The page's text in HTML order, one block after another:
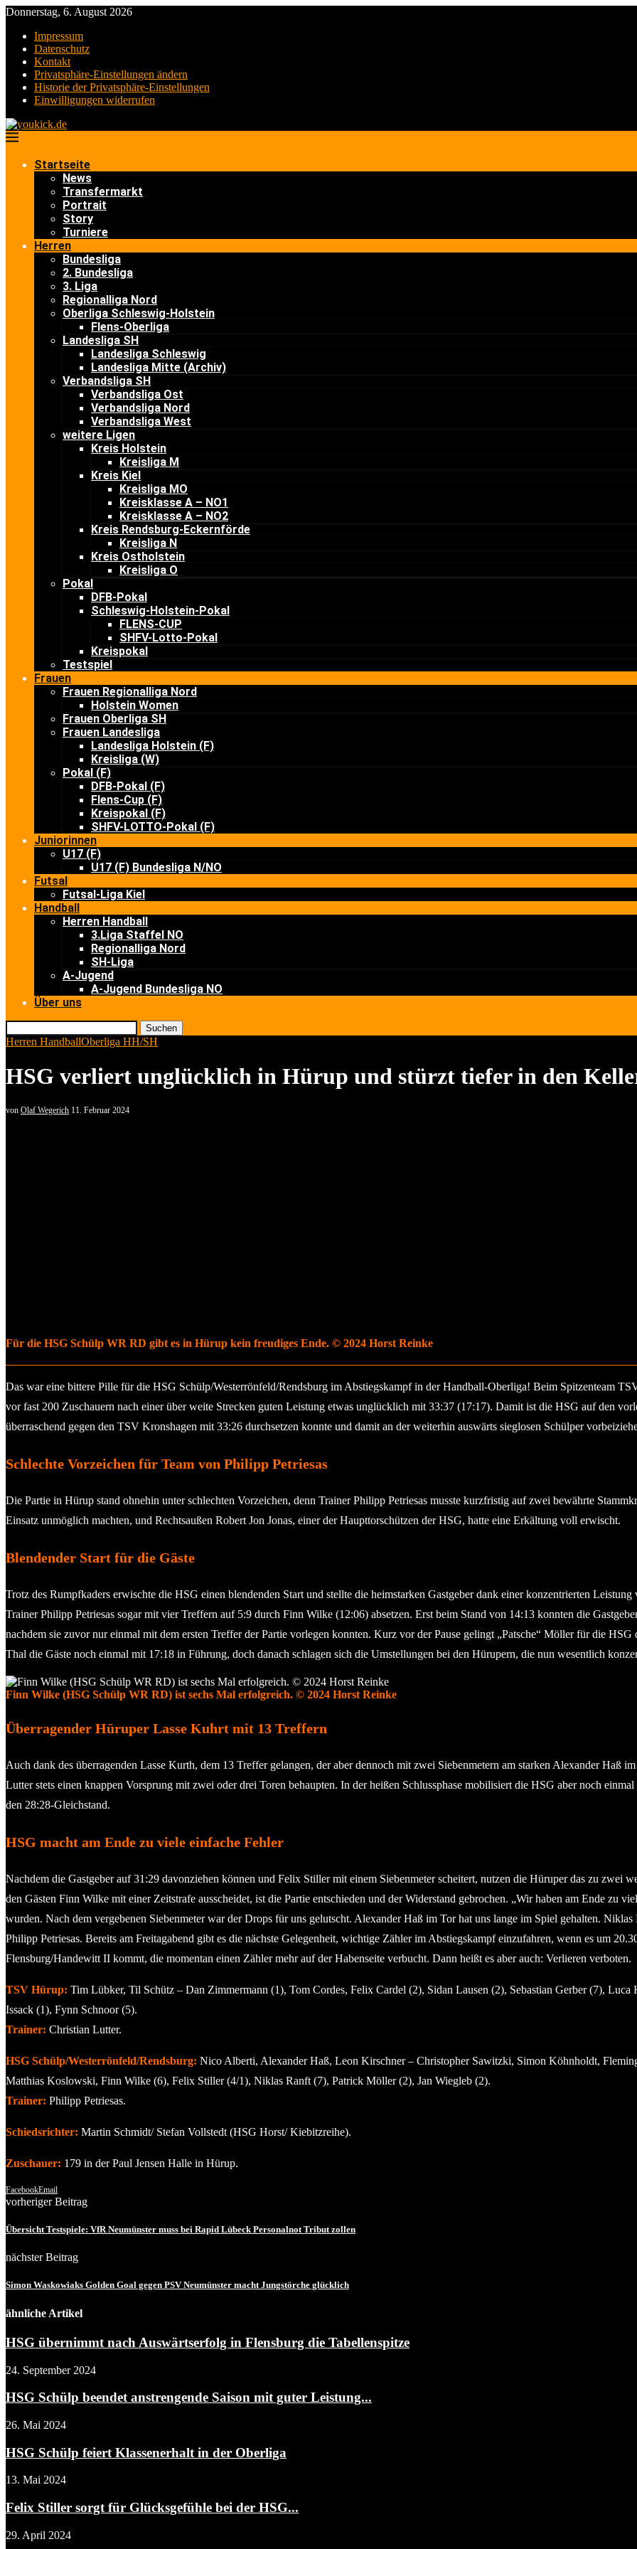
Donnerstag, 6. August 2026
Impressum
Datenschutz
Kontakt
Privatsphäre-Einstellungen ändern
Historie der Privatsphäre-Einstellungen
Einwilligungen widerrufen
Startseite
News
Transfermarkt
Portrait
Story
Turniere
Herren
Bundesliga
2. Bundesliga
3. Liga
Regionalliga Nord
Oberliga Schleswig-Holstein
Flens-Oberliga
Landesliga SH
Landesliga Schleswig
Landesliga Mitte (Archiv)
Verbandsliga SH
Verbandsliga Ost
Verbandsliga Nord
Verbandsliga West
weitere Ligen
Kreis Holstein
Kreisliga M
Kreis Kiel
Kreisliga MO
Kreisklasse A – NO1
Kreisklasse A – NO2
Kreis Rendsburg-Eckernförde
Kreisliga N
Kreis Ostholstein
Kreisliga O
Pokal
DFB-Pokal
Schleswig-Holstein-Pokal
FLENS-CUP
SHFV-Lotto-Pokal
Kreispokal
Testspiel
Frauen
Frauen Regionalliga Nord
Holstein Women
Frauen Oberliga SH
Frauen Landesliga
Landesliga Holstein (F)
Kreisliga (W)
Pokal (F)
DFB-Pokal (F)
Flens-Cup (F)
Kreispokal (F)
SHFV-LOTTO-Pokal (F)
Juniorinnen
U17 (F)
U17 (F) Bundesliga N/NO
Futsal
Futsal-Liga Kiel
Handball
Herren Handball
3.Liga Staffel NO
Regionalliga Nord
SH-Liga
A-Jugend
A-Jugend Bundesliga NO
Über uns
Suchen
Herren HandballOberliga HH/SH
HSG verliert unglücklich in Hürup und stürzt tiefer in den
von Olaf Wegerich 11. Februar 2024
Für die HSG Schülp WR RD gibt es in Hürup kein freudiges Ende. © 2024 Horst Reinke
Das war eine bittere Pille für die HSG Schülp/Westerrönfeld/Rendsburg im Abstiegskampf in der Handball-Oberliga! Beim Spitzenteam
vor fast 200 Zuschauern nach einer über weite Strecken guten Leistung etwas unglücklich mit 33:37 (17:17). Damit ist die HSG auf den
überraschend gegen den TSV Kronshagen mit 33:26 durchsetzen konnte und damit an der weiterhin auswärts sieglosen Schülper
Schlechte Vorzeichen für Team von Philipp Petriesas
Die Partie in Hürup stand ohnehin unter schlechten Vorzeichen, denn Trainer Philipp Petriesas musste kurzfristig auf zwei bewährte
Einsatz unmöglich machten, und Rechtsaußen Robert Jon Jonas, einer der Haupttorschützen der HSG, hatte eine Erkältung voll erwischt.
Blendender Start für die Gäste
Trotz des Rumpfkaders erwischte die HSG einen blendenden Start und stellte die heimstarken Gastgeber dank einer konzentrierten
Trainer Philipp Petriesas sogar mit vier Treffern auf 5:9 durch Finn Wilke (12:06) absetzen. Erst beim Stand von 14:13 konnten die
nachdem sie zuvor nur einmal mit dem ersten Treffer der Partie vorlegen konnten. Kurz vor der Pause gelingt „Patsche“ Möller für die
Thal die Gäste noch einmal mit 17:18 in Führung, doch danach schlagen sich die Umstellungen bei den Hürupern, die nun wesentlich
Finn Wilke (HSG Schülp WR RD) ist sechs Mal erfolgreich. © 2024 Horst Reinke
Überragender Hüruper Lasse Kuhrt mit 13 Treffern
Auch dank des überragenden Lasse Kurth, dem 13 Treffer gelangen, der aber dennoch mit zwei Siebenmetern am starken Alexander Haß
Lutter stets einen knappen Vorsprung mit zwei oder drei Toren behaupten. In der heißen Schlussphase mobilisiert die HSG aber noch
den 28:28-Gleichstand.
HSG macht am Ende zu viele einfache Fehler
Nachdem die Gastgeber auf 31:29 davonziehen können und Felix Stiller mit einem Siebenmeter scheitert, nutzen die Hüruper das zu zwei
den Gästen Finn Wilke mit einer Zeitstrafe ausscheidet, ist die Partie entschieden und der Widerstand gebrochen. „Wir haben am Ende zu
wurden. Nach dem vergebenen Siebenmeter war der Drops für uns gelutscht. Alexander Haß im Tor hat uns lange im Spiel gehalten.
Philipp Petriesas. Bereits am Freitagabend gibt es die nächste Gelegenheit, wichtige Zähler im Abstiegskampf einzufahren, wenn es um
Flensburg/Handewitt II kommt, die momentan einen Zähler mehr auf der Habenseite verbucht. Dann heißt es aber auch: Verlieren verboten.
TSV Hürup: Tim Lübker, Til Schütz – Dan Zimmermann (1), Tom Cordes, Felix Cardel (2), Sidan Lausen (2), Sebastian Gerber (7),
Issack (1), Fynn Schnoor (5).
Trainer: Christian Lutter.
HSG Schülp/Westerrönfeld/Rendsburg: Nico Alberti, Alexander Haß, Leon Kirschner – Christopher Sawitzki, Simon Köhnholdt,
Matthias Koslowski, Finn Wilke (6), Felix Stiller (4/1), Niklas Ranft (7), Patrick Möller (2), Jan Wiegleb (2).
Trainer: Philipp Petriesas.
Schiedsrichter: Martin Schmidt/ Stefan Vollstedt (HSG Horst/ Kiebitzreihe).
Zuschauer: 179 in der Paul Jensen Halle in Hürup.
FacebookEmail
vorheriger Beitrag
Übersicht Testspiele: VfR Neumünster muss bei Rapid Lübeck Personalnot Tribut zollen
nächster Beitrag
Simon Waskowiaks Golden Goal gegen PSV Neumünster macht Jungstörche glücklich
ähnliche Artikel
HSG übernimmt nach Auswärtserfolg in Flensburg die Tabellenspitze
24. September 2024
HSG Schülp beendet anstrengende Saison mit guter Leistung...
26. Mai 2024
HSG Schülp feiert Klassenerhalt in der Oberliga
13. Mai 2024
Felix Stiller sorgt für Glücksgefühle bei der HSG...
29. April 2024